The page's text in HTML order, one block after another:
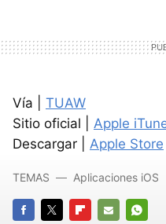
Vía | TUAW
Sitio oficial | Apple
Descargar | Apple Store
TEMAS Aplicaciones iOS